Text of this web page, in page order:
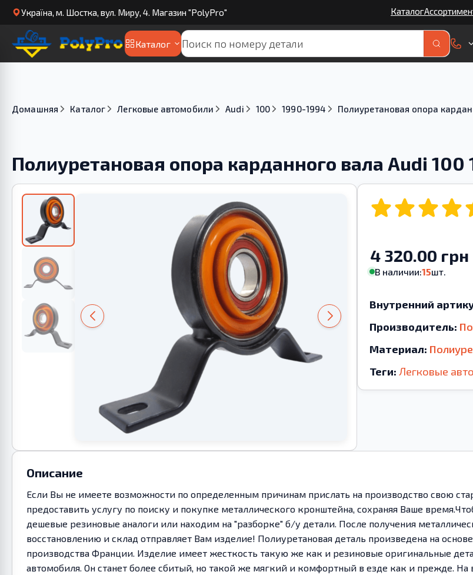
Українa, м. Шостка, вул. Миру, 4. Магазин "PolyPro" Каталог
Каталог
Домашняя Каталог Легковые автомобили Audi 100 1990-1994 Полиуретановая опора
Полиуретановая опора карданного вала Audi 100
4 320.00 грн
В наличии:15шт.
Внутренний
Производитель:
Материал:
Теги: Легковые
Описание
Если Вы не имеете возможности по определенным причинам прислать на производство свою
предоставить услугу по поиску и покупке металлического кронштейна, сохраняя Ваше
дешевые резиновые аналоги или находим на "разборке" б/у детали. После получения
восстановлению и склад отправляет Вам изделие! Полиуретановая деталь произведена на
производства Франции. Изделие имеет жесткость такую же как и резиновые оригинальные
автомобиля. Он станет более сбитый, но такой же мягкий и комфортный в езде как и прежде.